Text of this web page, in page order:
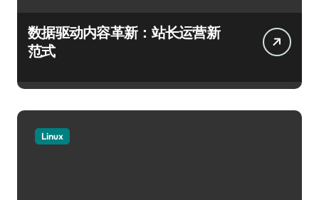
数据驱动内容革新：站长运营新
范式
Linux